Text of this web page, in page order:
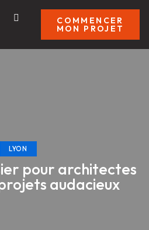
COMMENCER
MON PROJET
LYON
pour architectes
audacieux